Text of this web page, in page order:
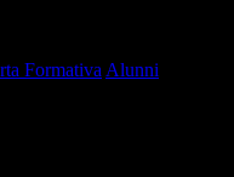
Formativa Alunni